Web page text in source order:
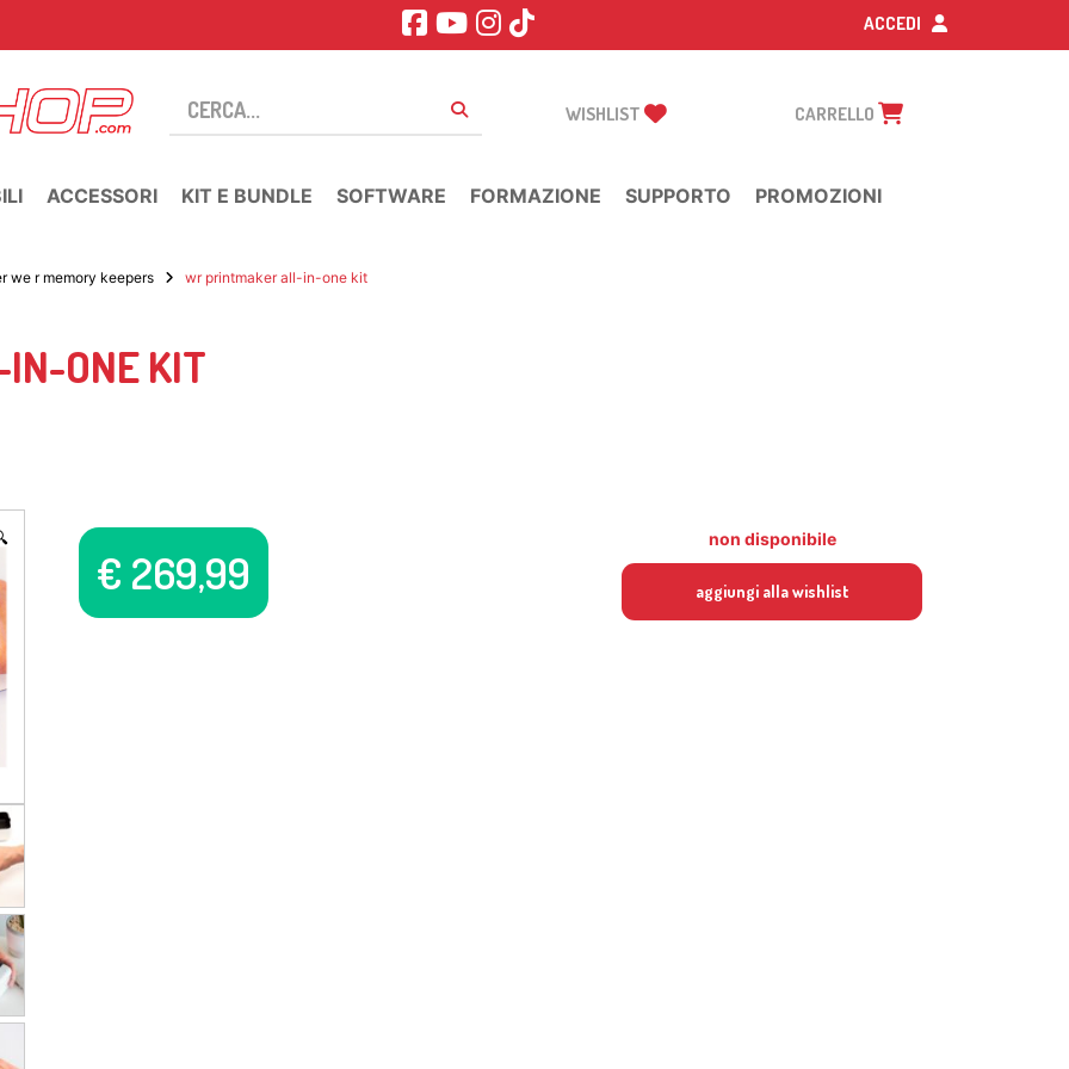
ACCEDI
WISHLIST CARRELLO
ACCESSORI KIT E BUNDLE SOFTWARE FORMAZIONE SUPPORTO PROMOZIONI
we r memory keepers wr printmaker all-in-one kit
ONE KIT
€ 269,99
non disponibile
aggiungi alla wishlist